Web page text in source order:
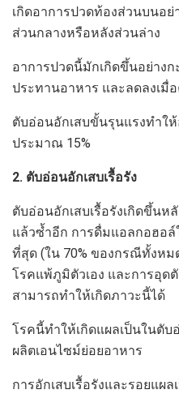
เกิดอาการปวดท้องส่วนบนอ
ส่วนกลางหรือหลังส่วนล่าง
อาการปวดนี้มักเกิดขึ้นอย่าง
ประทานอาหาร และลดลงเ
ตับอ่อนอักเสบขั้นรุนแรงทำใ
ประมาณ 15%
2. ตับอ่อนอักเสบเรื้อรัง
ตับอ่อนอักเสบเรื้อรังเกิดขึ้นห
แล้วซ้ำอีก การดื่มแอลกอฮอล์
ที่สุด (ใน 70% ของกรณีทั้งห
โรคแพ้ภูมิตัวเอง และการอุด
สามารถทำให้เกิดภาวะนี้ได้
โรคนี้ทำให้เกิดแผลเป็นในตั
ผลิตเอนไซม์ย่อยอาหาร
การอักเสบเรื้อรังและรอยแผ